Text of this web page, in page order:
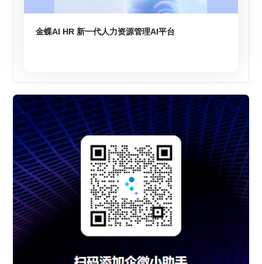
金蝶AI HR 新一代人力资源管理AI平台